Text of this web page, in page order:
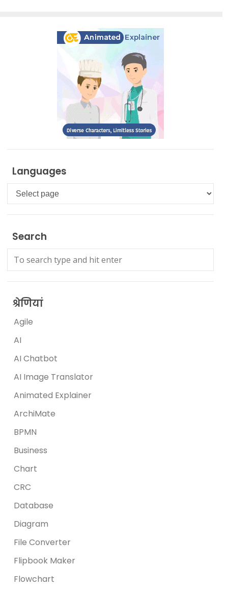
Languages
Languages
Search
श्रेणियां
Agile
AI
AI Chatbot
AI Image Translator
Animated Explainer
ArchiMate
BPMN
Business
Chart
CRC
Database
Diagram
File Converter
Flipbook Maker
Flowchart